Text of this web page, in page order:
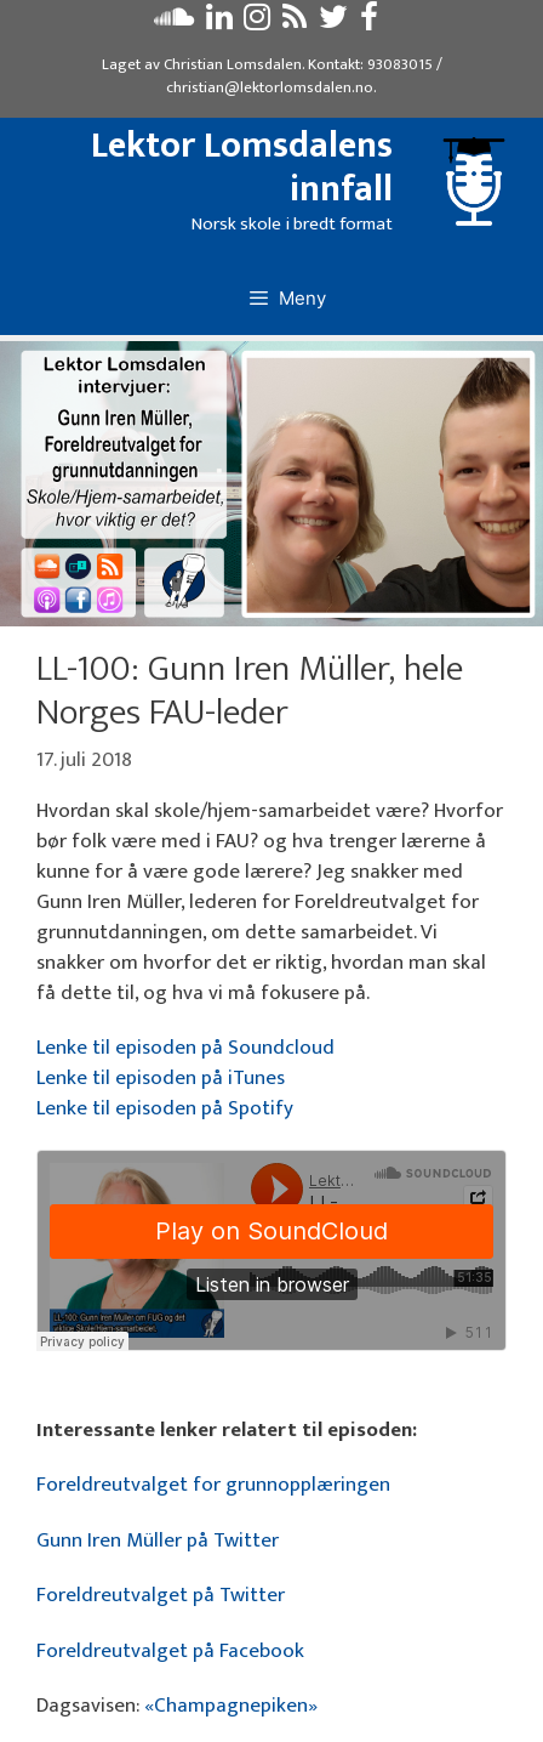
Laget avChristian Lomsdalen. Kontakt: 93083015/
christian@lektorlomsdalen.no.
Lektor Lomsdalens
innfall
Norsk skole i bredt format
Meny
LL-100: Gunn Iren Müller, hele
Norges FAU-leder
17. juli 2018
Hvordan skal skole/hjem-samarbeidet være? Hvorfor
bør folk være med i FAU? og hva trenger lærerne å
kunne for å være gode lærere? Jeg snakker med
Gunn Iren Müller, lederen for Foreldreutvalget for
grunnutdanningen, om dette samarbeidet. Vi
snakker om hvorfor det er riktig, hvordan man skal
få dette til, og hva vi må fokusere på.
Lenke til episoden på Soundcloud
Lenke til episoden på iTunes
Lenke til episoden på Spotify
Interessante lenker relatert til episoden:
Foreldreutvalget for grunnopplæringen
Gunn Iren Müller på Twitter
Foreldreutvalget på Twitter
Foreldreutvalget på Facebook
Dagsavisen:«Champagnepiken»